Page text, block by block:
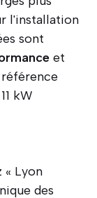
l'installation
sont
et
kW
« Lyon
des